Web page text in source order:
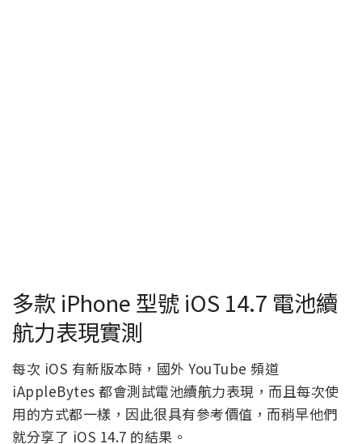
多款 iPhone 型號 iOS 14.7 電池續
航力表現實測
每次 iOS 有新版本時，國外 YouTube 頻道
iAppleBytes 都會測試電池續航力表現，而且每次使
用的方式都一樣，因此很具有參考價值，而稍早他們
就分享了 iOS 14.7 的結果。